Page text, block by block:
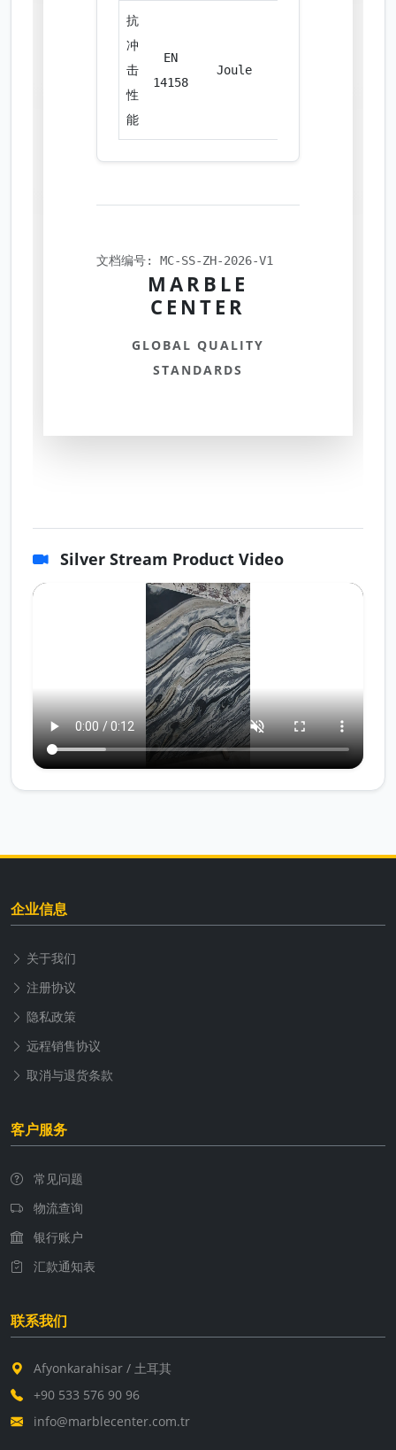
抗
冲
击
性
能
EN
14158
Joule
文档编号: MC-SS-ZH-2026-V1
MARBLE
CENTER
GLOBAL QUALITY
STANDARDS
Silver Stream Product Video
企业信息
关于我们
注册协议
隐私政策
远程销售协议
取消与退货条款
客户服务
常见问题
物流查询
银行账户
汇款通知表
联系我们
Afyonkarahisar / 土耳其
+90 533 576 90 96
info@marblecenter.com.tr